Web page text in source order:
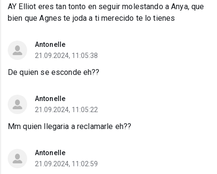
AY Elliot eres tan tonto en seguir molestando a Anya, que
bien que Agnes te joda a ti merecido te lo tienes
Antonelle
21.09.2024, 11:05:38
De quien se esconde eh??
Antonelle
21.09.2024, 11:05:22
Mm quien llegaria a reclamarle eh??
Antonelle
21.09.2024, 11:02:59